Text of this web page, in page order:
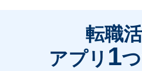
転職
アプリ 1